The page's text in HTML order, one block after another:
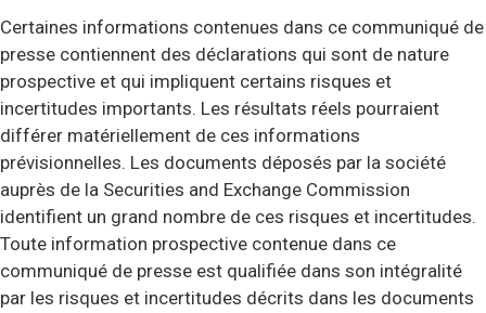
Certaines informations contenues dans ce communiqué de
presse contiennent des déclarations qui sont de nature
prospective et qui impliquent certains risques et
incertitudes importants. Les résultats réels pourraient
différer matériellement de ces informations
prévisionnelles. Les documents déposés par la société
auprès de la Securities and Exchange Commission
identifient un grand nombre de ces risques et incertitudes.
Toute information prospective contenue dans ce
communiqué de presse est qualifiée dans son intégralité
par les risques et incertitudes décrits dans les documents